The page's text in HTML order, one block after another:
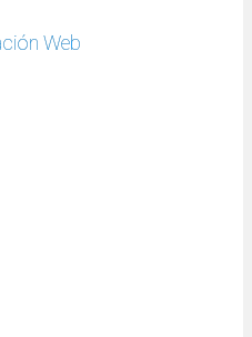
Web